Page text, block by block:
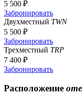
5 500 ₽
Забронировать
Двухместный TWN
5 500 ₽
Забронировать
Трехместный TRP
7 400 ₽
Забронировать
Расположение